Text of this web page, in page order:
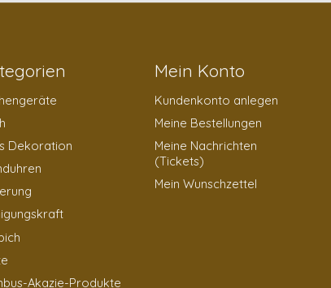
Dekoration
Akazie-Produkte
Mein Konto
Kundenkonto anlegen
Meine Bestellungen
Meine Nachrichten
(Tickets)
Mein Wunschzettel